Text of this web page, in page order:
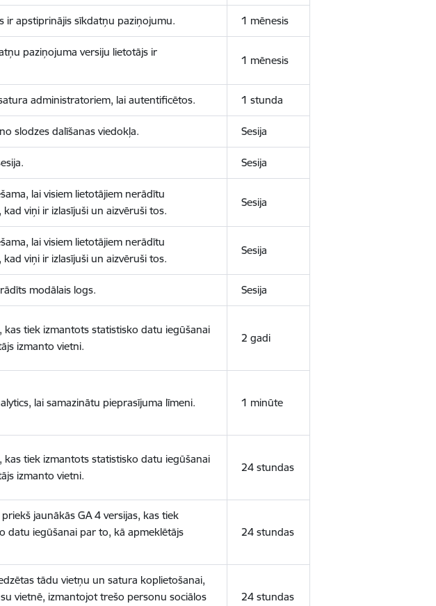
ir apstiprinājis sīkdatņu paziņojumu. 1 mēnesis
paziņojuma versiju lietotājs ir
1 mēnesis
administratoriem, lai autentificētos. 1 stunda
slodzes dalīšanas viedokļa. Sesija
Sesija
lai visiem lietotājiem nerādītu
viņi ir izlasījuši un aizvēruši tos.
Sesija
lai visiem lietotājiem nerādītu
viņi ir izlasījuši un aizvēruši tos.
Sesija
modālais logs. Sesija
kas tiek izmantots statistisko datu iegūšanai
izmanto vietni.
2 gadi
lai samazinātu pieprasījuma līmeni. 1 minūte
kas tiek izmantots statistisko datu iegūšanai
izmanto vietni.
24 stundas
jaunākās GA 4 versijas, kas tiek
datu iegūšanai par to, kā apmeklētājs
24 stundas
tādu vietņu un satura koplietošanai,
vietnē, izmantojot trešo personu sociālos
24 stundas